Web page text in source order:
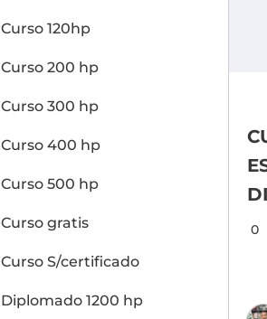
Curso 120hp
Curso 200 hp
Curso 300 hp
Curso 400 hp
Curso 500 hp
Curso gratis
Curso S/certificado
Diplomado 1200 hp
0